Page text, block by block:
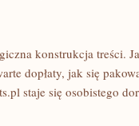
konstrukcja treści.
dopłaty, jak się
staje się osobistego